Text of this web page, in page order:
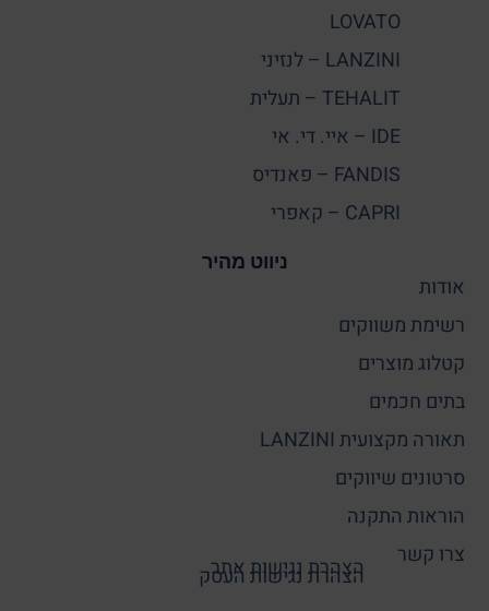
LOVATO
LANZINI – לנזיני
TEHALIT – תעלית
IDE – איי. די. אי
FANDIS – פאנדיס
CAPRI – קאפרי
ניווט מהיר
אודות
רשימת משווקים
קטלוג מוצרים
בתים חכמים
תאורה מקצועית LANZINI
סרטונים שיווקים
הוראות התקנה
צרו קשר
הצהרת נגישות אתר
הצהרת נגישות העסק